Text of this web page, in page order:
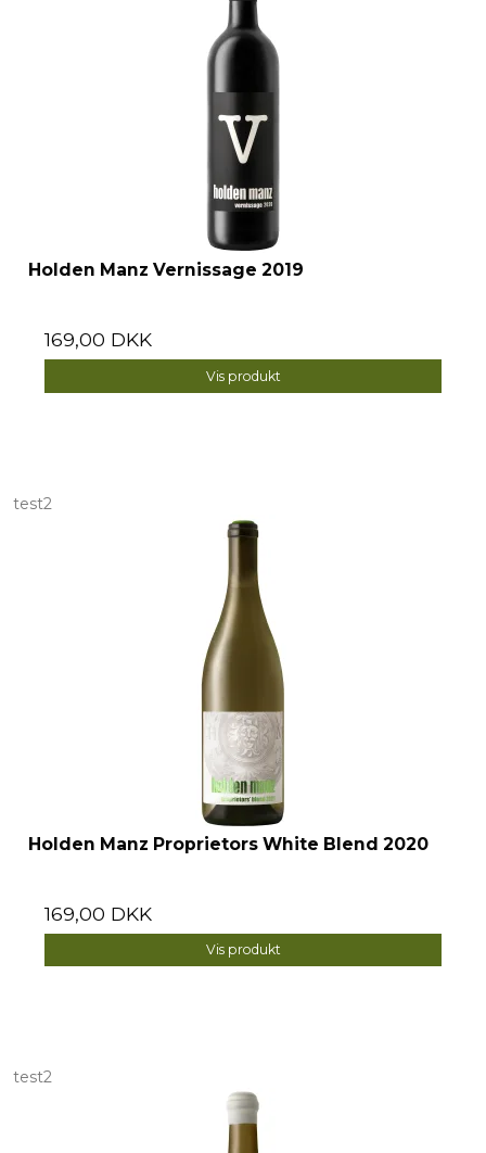
Holden Manz Vernissage 2019
169,00 DKK
Vis produkt
test2
Holden Manz Proprietors White Blend 2020
169,00 DKK
Vis produkt
test2